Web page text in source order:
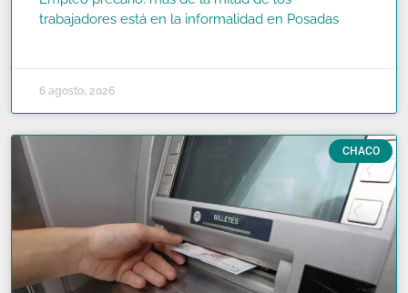
trabajadores está en la informalidad en Posadas
6 agosto, 2026
CHACO